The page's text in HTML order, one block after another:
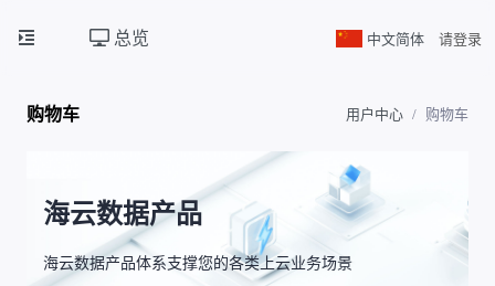
总览 中文简体 请登录
购物车 用户中心 购物车
海云数据产品
海云数据产品体系支撑您的各类上云业务场景